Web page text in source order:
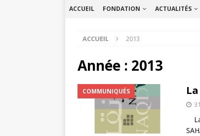
ACCUEIL FONDATION ACTUALITÉS
ACCUEIL 2013
Année : 2013
COMMUNIQUÉS